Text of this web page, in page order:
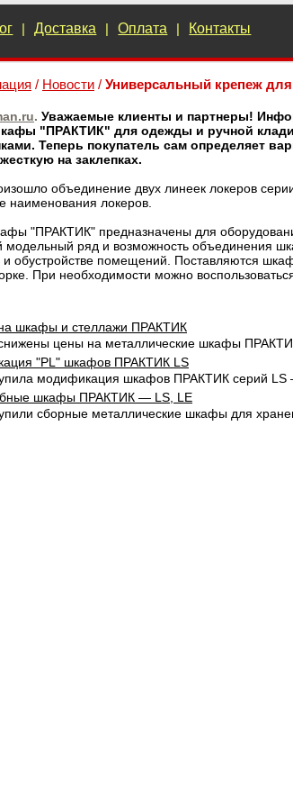
| Доставка | Оплата | Контакты
/ Новости / Универсальный крепеж
. Уважаемые клиенты и партнеры!
"ПРАКТИК" для одежды и ручной
Теперь покупатель сам определяет
на заклепках.
объединение двух линеек локеров
наименования локеров.
"ПРАКТИК" предназначены для
модельный ряд и возможность объединения
обустройстве помещений. Поставляются
При необходимости можно
шкафы и стеллажи ПРАКТИК
цены на металлические шкафы
"PL" шкафов ПРАКТИК LS
модификация шкафов ПРАКТИК серий LS
шкафы ПРАКТИК — LS, LE
сборные металлические шкафы для